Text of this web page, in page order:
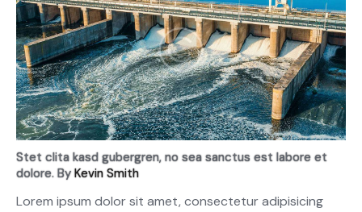
Stet clita kasd gubergren, no sea sanctus est labore et
dolore. ByKevin Smith
Lorem ipsum dolor sit amet, consectetur adipisicing